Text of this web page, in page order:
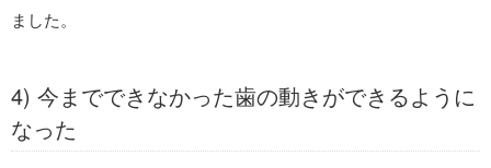
ました。
4) 今までできなかった歯の動きができるように
なった